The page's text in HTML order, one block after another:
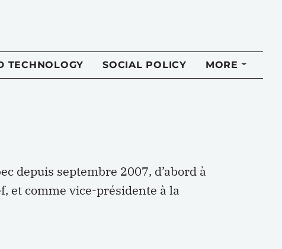
TECHNOLOGY SOCIAL POLICY MORE
depuis septembre 2007, d’abord à
et comme vice-présidente à la